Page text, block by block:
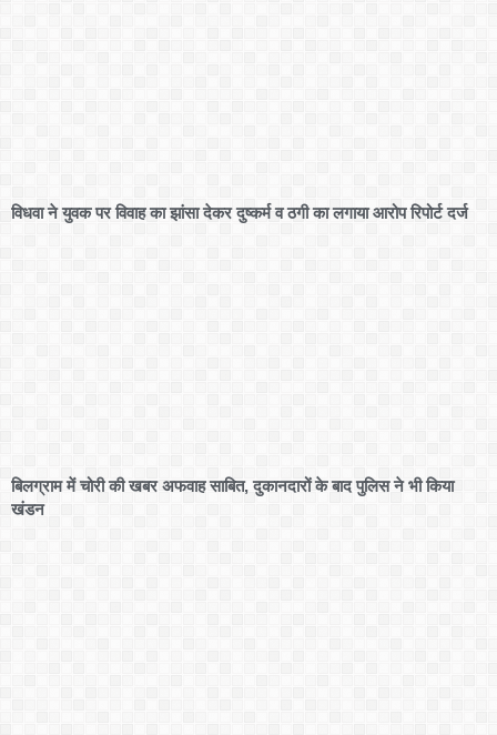
विधवा ने युवक पर विवाह का झांसा देकर दुष्कर्म व ठगी का लगाया आरोप रिपोर्ट दर्ज
बिलग्राम में चोरी की खबर अफवाह साबित, दुकानदारों के बाद पुलिस ने भी किया
खंडन